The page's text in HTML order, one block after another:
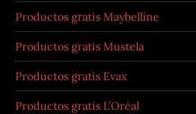
Productos gratis Maybelline
Productos gratis Mustela
Productos gratis Evax
Productos gratis L’Oréal